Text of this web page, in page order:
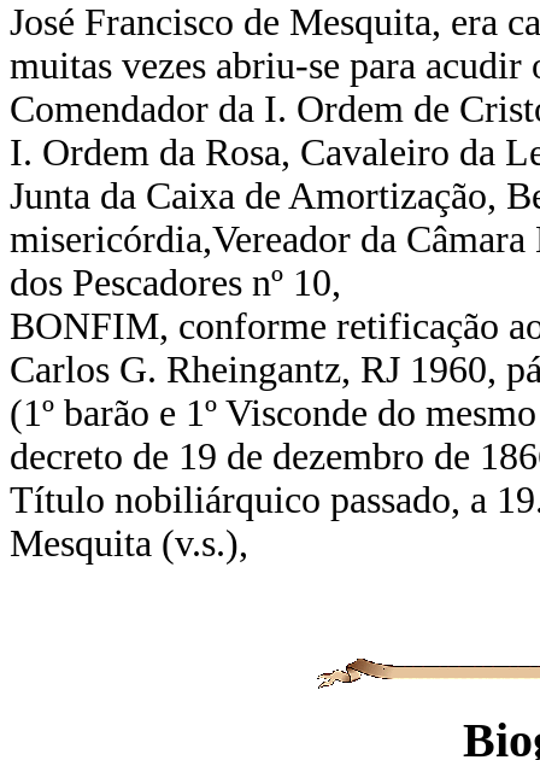
José Francisco de Mesquita, era
muitas vezes abriu-se para
Comendador da I. Ordem de
I. Ordem da Rosa, Cavaleiro da
Junta da Caixa de Amortização,
misericórdia,Vereador da
dos Pescadores nº 10,
BONFIM, conforme retificação
Carlos G. Rheingantz, RJ 1960,
(1º barão e 1º Visconde do
decreto de 19 de dezembro de
Título nobiliárquico passado, a
Mesquita (v.s.),